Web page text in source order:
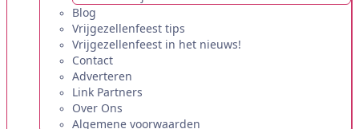
Blog
Vrijgezellenfeest tips
Vrijgezellenfeest in het nieuws!
Contact
Adverteren
Link Partners
Over Ons
Algemene voorwaarden